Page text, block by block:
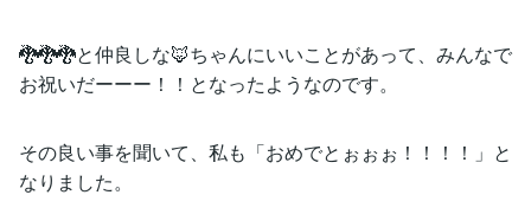
🐉🐉🐉と仲良しな🦊ちゃんにいいことがあって、みんなで
お祝いだーーー！！となったようなのです。
その良い事を聞いて、私も「おめでとぉぉぉ！！！！」と
なりました。